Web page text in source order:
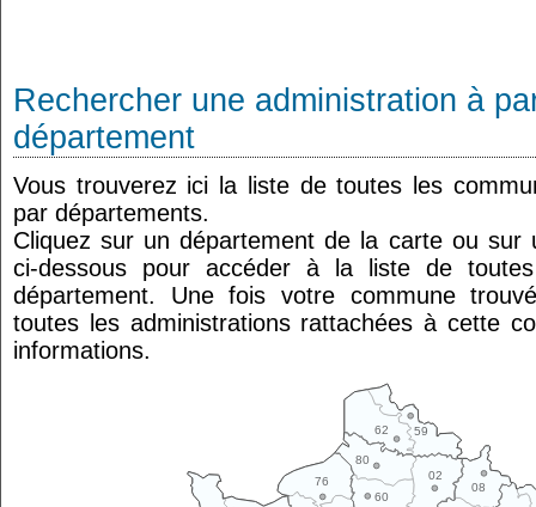
Rechercher une administration à
département
Vous trouverez ici la liste de toutes les
par départements.
Cliquez sur un département de la carte ou sur
ci-dessous pour accéder à la liste de
département. Une fois votre commune
toutes les administrations rattachées à cette
informations.
59
60
62
02
08
76
80